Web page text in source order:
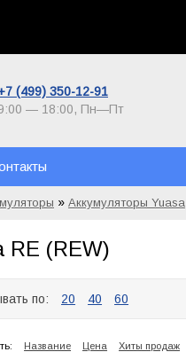
(499) 350-12-91
— 18:00, Пн—Пт
» Аккумуляторы Yuasa
RE (REW)
по: 20 40 60
Название Цена Хиты продаж